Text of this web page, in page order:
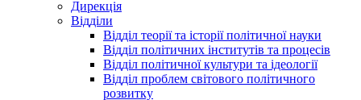
Дирекція
Відділи
Відділ теорії та історії політичної науки
Відділ політичних інститутів та процесів
Відділ політичної культури та ідеології
Відділ проблем світового політичного
розвитку